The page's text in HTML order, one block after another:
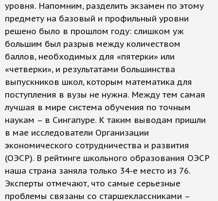
уровня. Напомним, разделить экзамен по этому
предмету на базовый и профильный уровни
решено было в прошлом году: слишком уж
большим был разрыв между количеством
баллов, необходимых для «пятерки» или
«четверки», и результатами большинства
выпускников школ, которым математика для
поступления в вузы не нужна. Между тем самая
лучшая в мире система обучения по точным
наукам – в Сингапуре. К таким выводам пришли
в мае исследователи Организации
экономического сотрудничества и развития
(ОЭСР). В рейтинге школьного образования ОЭСР
наша страна заняла только 34-е место из 76.
Эксперты отмечают, что самые серьезные
проблемы связаны со старшеклассниками –